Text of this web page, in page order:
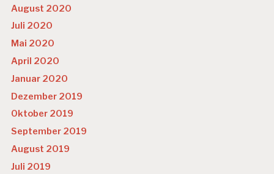
August 2020
Juli 2020
Mai 2020
April 2020
Januar 2020
Dezember 2019
Oktober 2019
September 2019
August 2019
Juli 2019